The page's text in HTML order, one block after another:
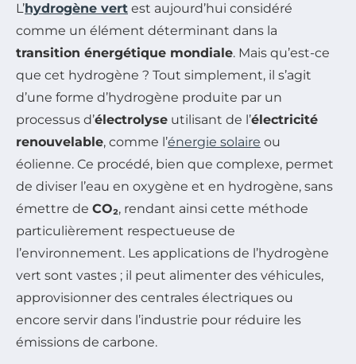
L’hydrogène vert est aujourd’hui considéré
comme un élément déterminant dans la
transition énergétique mondiale. Mais qu’est-ce
que cet hydrogène ? Tout simplement, il s’agit
d’une forme d’hydrogène produite par un
processus d’électrolyse utilisant de l’électricité
renouvelable, comme l’énergie solaire ou
éolienne. Ce procédé, bien que complexe, permet
de diviser l’eau en oxygène et en hydrogène, sans
émettre de CO₂, rendant ainsi cette méthode
particulièrement respectueuse de
l’environnement. Les applications de l’hydrogène
vert sont vastes ; il peut alimenter des véhicules,
approvisionner des centrales électriques ou
encore servir dans l’industrie pour réduire les
émissions de carbone.